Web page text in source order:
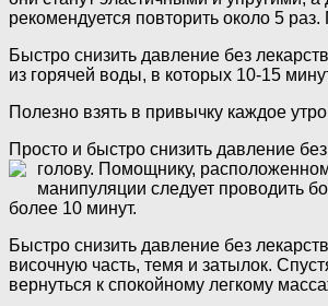
рекомендуется повторить около 5
Быстро снизить давление без
из горячей воды, в которых 10-15
Полезно взять в привычку каждое
Просто и быстро снизить давление
голову. Помощнику,
манипуляции следует проводить
более 10 минут.
Быстро снизить давление без
височную часть, темя и затылок.
вернуться к спокойному легкому